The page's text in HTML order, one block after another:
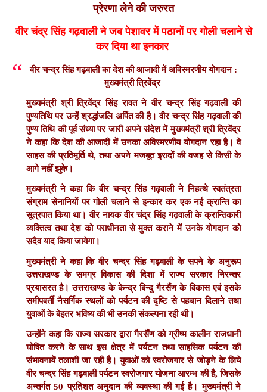
प्रेरणा लेने की जरुरत
वीर चंद्र सिंह गढ़वाली ने जब पेशावर में पठानों पर गोली चलाने से
कर दिया था इनकार
वीर चन्द्र सिंह गढ़वाली का देश की आजादी में अविस्मरणीय योगदान :
मुख्यमंत्री त्रिवेंद्र
मुख्यमंत्री श्री त्रिवेंद्र सिंह रावत ने वीर चन्द्र सिंह गढ़वाली की
पुण्यतिथि पर उन्हें श्रद्धांजलि अर्पित की है। वीर चन्द्र सिंह गढ़वाली की
पुण्य तिथि की पूर्व संध्या पर जारी अपने संदेश में मुख्यमंत्री श्री त्रिवेंद्र
ने कहा कि देश की आजादी में उनका अविस्मरणीय योगदान रहा है। वे
साहस की प्रतिमूर्ति थे, तथा अपने मजबूत इरादों की वजह से किसी के
आगे नहीं झुके।
मुख्यमंत्री ने कहा कि वीर चन्द्र सिंह गढ़वाली ने निहत्थे स्वतंत्रता
संग्राम सेनानियों पर गोली चलाने से इन्कार कर एक नई क्रान्ति का
सूत्रपात किया था। वीर नायक वीर चंद्र सिंह गढ़वाली के क्रान्तिकारी
व्यक्तित्व तथा देश को पराधीनता से मुक्त कराने में उनके योगदान को
सदैव याद किया जायेगा।
मुख्यमंत्री ने कहा कि वीर चन्द्र सिंह गढ़वाली के सपने के अनुरूप
उत्तराखण्ड के समग्र विकास की दिशा में राज्य सरकार निरन्तर
प्रयासरत है। उत्तराखण्ड के केन्द्र बिन्दु गैरसैंण के विकास एवं इसके
समीपवर्ती नैसर्गिक स्थलों को पर्यटन की दृष्टि से पहचान दिलाने तथा
युवाओं के बेहतर भविष्य की भी उनकी संकल्पना रही थी।
उन्होंने कहा कि राज्य सरकार द्वारा गैरसैंण को ग्रीष्म कालीन राजधानी
घोषित करने के साथ इस क्षेत्र में पर्यटन तथा साहसिक पर्यटन की
संभावनायें तलाशी जा रही है। युवाओं को स्वरोजगार से जोड़ने के लिये
वीर चन्द्र सिंह गढ़वाली पर्यटन स्वरोजगार योजना आरम्भ की है, जिसके
अन्तर्गत 50 प्रतिशत अनुदान की व्यवस्था की गई है। मुख्यमंत्री ने